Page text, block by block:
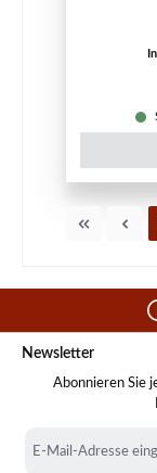
Newsletter
Abonnieren Sie
Mail-